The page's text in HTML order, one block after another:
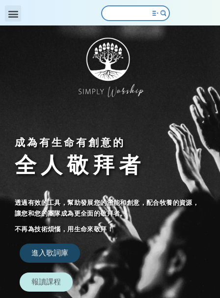
成為有生命有創意的
全人敬拜者
透過有效的工具，幫助發展您的潛能和創意，配合牧養的資源，
讓您和您的團隊成為更全面的敬拜者。
不再為技術煩惱，用生命來敬拜！​
進入歌詞庫
報讀課程